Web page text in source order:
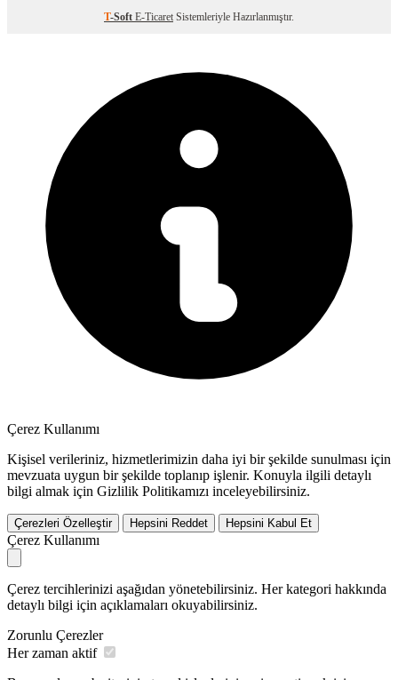
T-Soft E-Ticaret Sistemleriyle Hazırlanmıştır.
Çerez Kullanımı
Kişisel verileriniz, hizmetlerimizin daha iyi bir şekilde sunulması için
mevzuata uygun bir şekilde toplanıp işlenir. Konuyla ilgili detaylı
bilgi almak için Gizlilik Politikamızı inceleyebilirsiniz.
Çerezleri Özelleştir Hepsini Reddet Hepsini Kabul Et
Çerez Kullanımı
Çerez tercihlerinizi aşağıdan yönetebilirsiniz. Her kategori hakkında
detaylı bilgi için açıklamaları okuyabilirsiniz.
Zorunlu Çerezler
Her zaman aktif